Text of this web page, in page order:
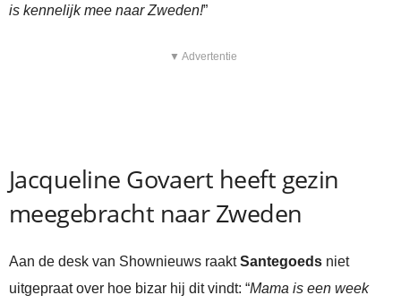
is kennelijk mee naar Zweden!”
▼ Advertentie
Jacqueline Govaert heeft gezin
meegebracht naar Zweden
Aan de desk van Shownieuws raaktSantegoeds niet
uitgepraat over hoe bizar hij dit vindt: “Mama is een week